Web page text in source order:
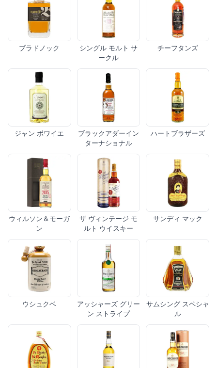
ブラドノック
シングル モルト サ
ークル
チーフタンズ
ジャン ボワイエ
ブラックアダーイン
ターナショナル
ハートブラザーズ
ウィルソン＆モーガ
ン
ザ ヴィンテージ モ
ルト ウイスキー
サンディ マック
ウシュクベ
アッシャーズ グリー
ン ストライプ
サムシング スペシャ
ル